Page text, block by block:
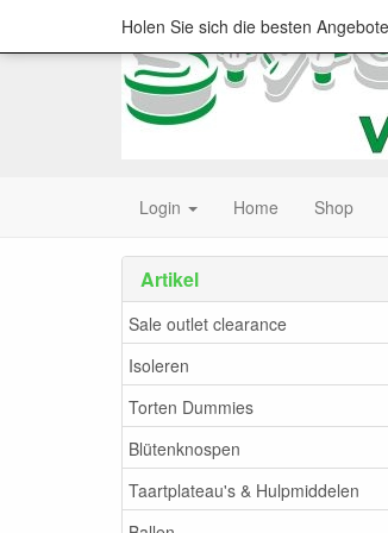
Login Home Shop
Artikel
Sale outlet clearance
Isoleren
Torten Dummies
Blütenknospen
Taartplateau's & Hulpmiddelen
Holen Sie sich die besten